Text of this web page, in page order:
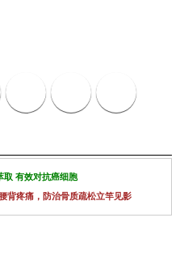
取 有效对抗癌细胞
背疼痛，防治骨质疏松立竿见影